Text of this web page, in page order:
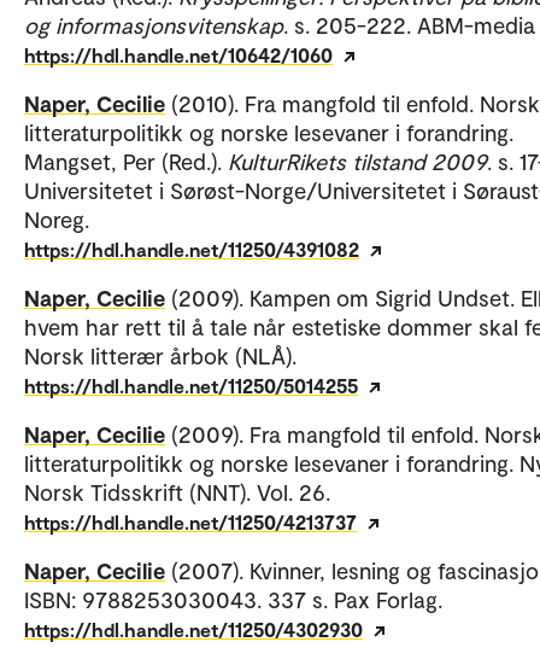
og informasjonsvitenskap. s. 205-222. ABM-media
https://hdl.handle.net/10642/1060
Naper, Cecilie (2010). Fra mangfold til enfold. Norsk
litteraturpolitikk og norske lesevaner i forandring.
Mangset, Per (Red.). KulturRikets tilstand 2009. s.
Universitetet i Sørøst-Norge/Universitetet i
Noreg.
https://hdl.handle.net/11250/4391082
Naper, Cecilie (2009). Kampen om Sigrid Undset.
hvem har rett til å tale når estetiske dommer skal
Norsk litterær årbok (NLÅ).
https://hdl.handle.net/11250/5014255
Naper, Cecilie (2009). Fra mangfold til enfold.
litteraturpolitikk og norske lesevaner i forandring.
Norsk Tidsskrift (NNT). Vol. 26.
https://hdl.handle.net/11250/4213737
Naper, Cecilie (2007). Kvinner, lesning og
ISBN: 9788253030043. 337 s. Pax Forlag.
https://hdl.handle.net/11250/4302930